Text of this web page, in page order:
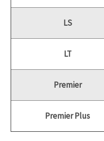
LS
LT
Premier
Premier Plus